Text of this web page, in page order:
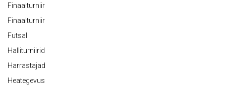
Finaalturniir
Finaalturniir
Futsal
Halliturniirid
Harrastajad
Heategevus